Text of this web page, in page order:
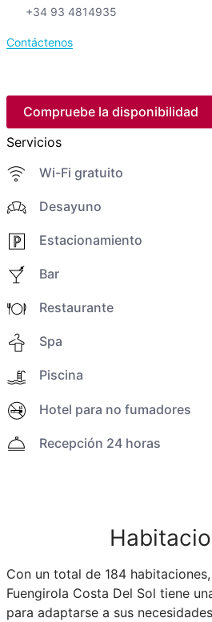
+34 93 4814935
Contáctenos
Compruebe la disponibilidad
Servicios
Wi-Fi gratuito
Desayuno
Estacionamiento
Bar
Restaurante
Spa
Piscina
Hotel para no fumadores
Recepción 24 horas
Con un total de 184
Fuengirola Costa Del Sol tiene
para adaptarse a sus